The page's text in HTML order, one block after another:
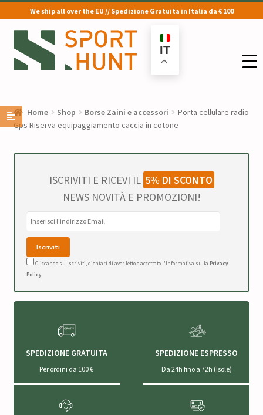
We ship all over the EU // Spedizione Gratuita in Italia da € 100
Vai
alla
navigazione
Vai
al
contenuto
IT
Home Shop Borse Zaini e accessori
Porta cellulare radio
Gps Riserva equipaggiamento caccia in cotone
ISCRIVITI E RICEVI IL 5% DI SCONTO
NEWS NOVITÀ E PROMOZIONI!
Cliccando su Iscriviti, dichiari di aver letto e accettato l'Informativa sulla Privacy
Policy.
SPEDIZIONE GRATUITA
Per ordini da 100 €
SPEDIZIONE ESPRESSO
Da 24h fino a 72h (Isole)